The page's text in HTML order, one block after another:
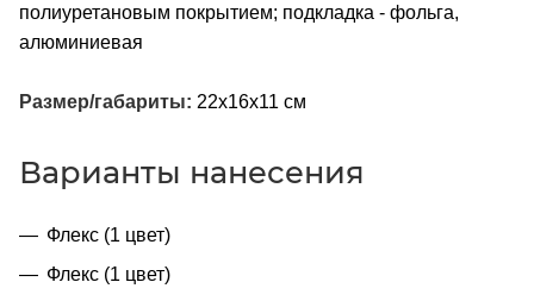
полиуретановым покрытием; подкладка - фольга,
алюминиевая
Размер/габариты: 22x16x11 см
Варианты нанесения
Флекс (1 цвет)
Флекс (1 цвет)